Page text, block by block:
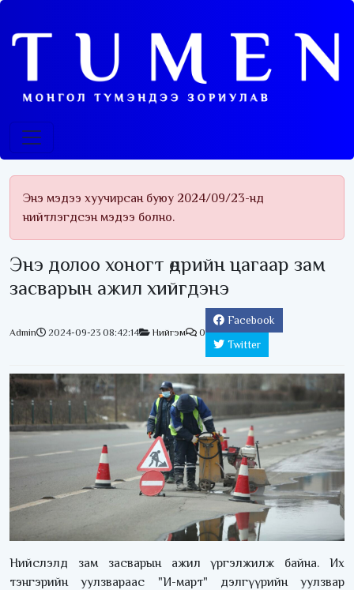
Энэ мэдээ хуучирсан буюу 2024/09/23-нд
нийтлэгдсэн мэдээ болно.
Энэ долоо хоногт өдрийн цагаар зам
засварын ажил хийгдэнэ
Admin 2024-09-23 08:42:14 Нийгэм 0
Facebook
Twitter
Нийслэлд зам засварын ажил үргэлжилж байна. Их
тэнгэрийн уулзвараас "И-март" дэлгүүрийн уулзвар